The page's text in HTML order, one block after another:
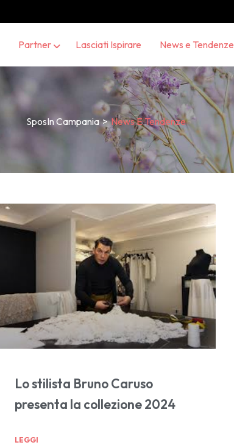
Partner Lasciati Ispirare News e Tendenze
SposIn Campania>News E Tendenze
Lo stilista Bruno Caruso
presenta la collezione 2024
LEGGI